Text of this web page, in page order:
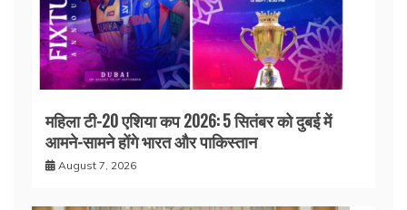
महिला टी-20 एशिया कप 2026: 5 सितंबर को दुबई में
आमने-सामने होंगे भारत और पाकिस्तान
August 7, 2026